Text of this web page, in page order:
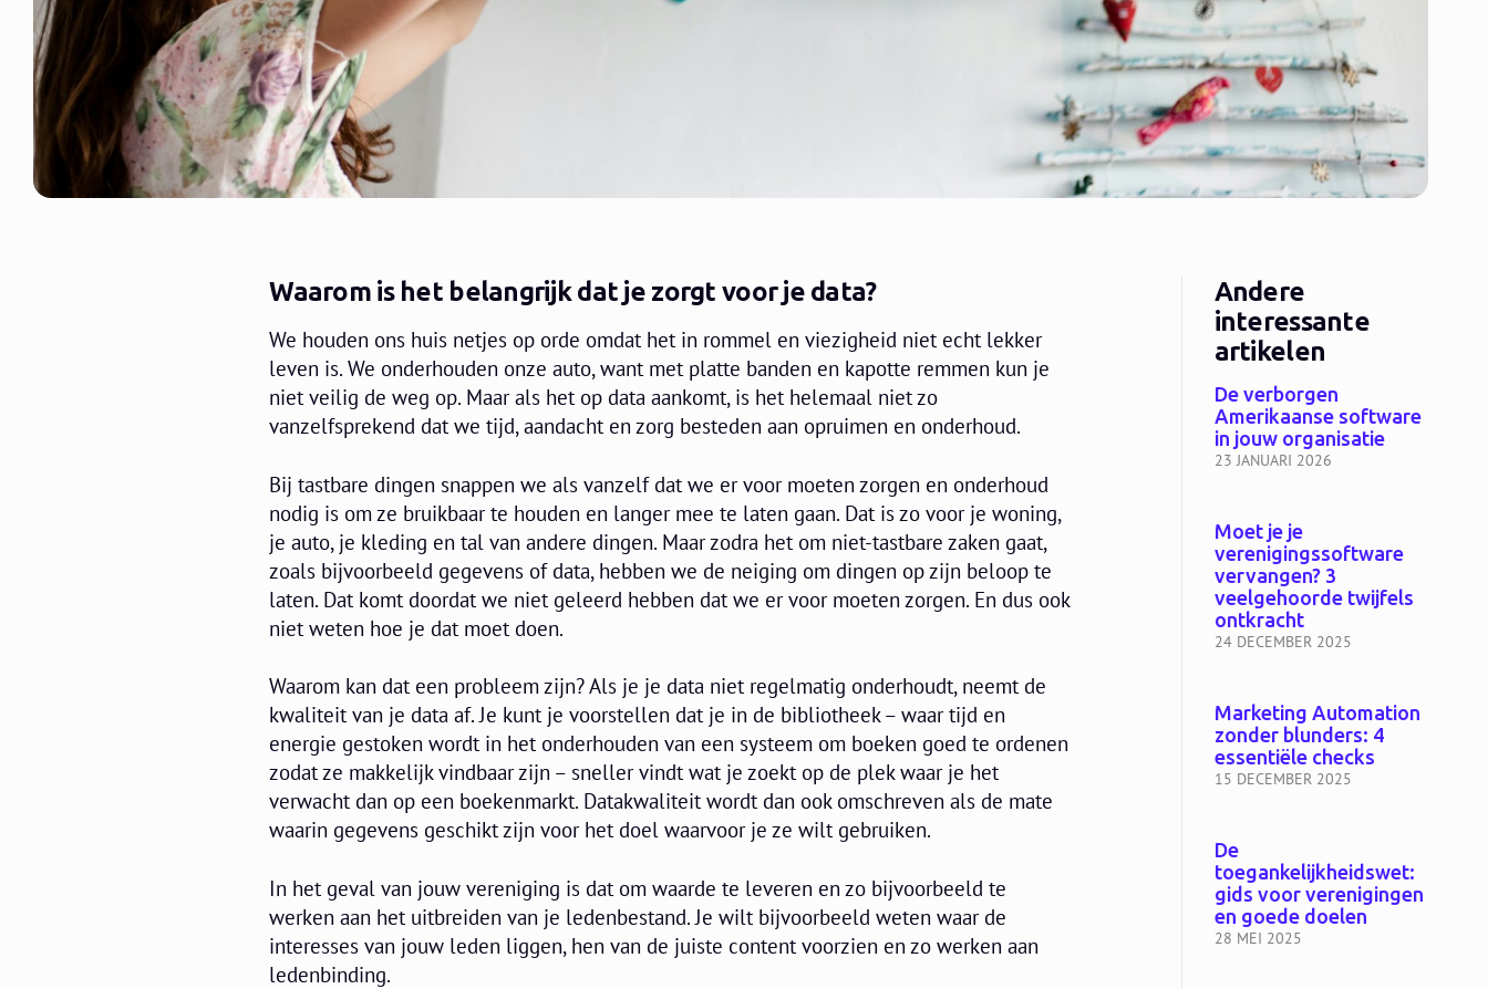
Waarom is het belangrijk dat je zorgt voor je data?
We houden ons huis netjes op orde omdat het in rommel en viezigheid niet echt lekker
leven is. We onderhouden onze auto, want met platte banden en kapotte remmen kun je
niet veilig de weg op. Maar als het op data aankomt, is het helemaal niet zo
vanzelfsprekend dat we tijd, aandacht en zorg besteden aan opruimen en onderhoud.
Bij tastbare dingen snappen we als vanzelf dat we er voor moeten zorgen en onderhoud
nodig is om ze bruikbaar te houden en langer mee te laten gaan. Dat is zo voor je woning,
je auto, je kleding en tal van andere dingen. Maar zodra het om niet-tastbare zaken gaat,
zoals bijvoorbeeld gegevens of data, hebben we de neiging om dingen op zijn beloop te
laten. Dat komt doordat we niet geleerd hebben dat we er voor moeten zorgen. En dus ook
niet weten hoe je dat moet doen.
Waarom kan dat een probleem zijn? Als je je data niet regelmatig onderhoudt, neemt de
kwaliteit van je data af. Je kunt je voorstellen dat je in de bibliotheek – waar tijd en
energie gestoken wordt in het onderhouden van een systeem om boeken goed te ordenen
zodat ze makkelijk vindbaar zijn – sneller vindt wat je zoekt op de plek waar je het
verwacht dan op een boekenmarkt. Datakwaliteit wordt dan ook omschreven als de mate
waarin gegevens geschikt zijn voor het doel waarvoor je ze wilt gebruiken.
In het geval van jouw vereniging is dat om waarde te leveren en zo bijvoorbeeld te
werken aan het uitbreiden van je ledenbestand. Je wilt bijvoorbeeld weten waar de
interesses van jouw leden liggen, hen van de juiste content voorzien en zo werken aan
ledenbinding.
Andere
interessante
artikelen
23 JANUARI 2026
De verborgen
Amerikaanse software
in jouw organisatie
24 DECEMBER 2025
Moet je je
verenigingssoftware
vervangen? 3
veelgehoorde twijfels
ontkracht
15 DECEMBER 2025
Marketing Automation
zonder blunders: 4
essentiële checks
28 MEI 2025
De
toegankelijkheidswet:
gids voor verenigingen
en goede doelen